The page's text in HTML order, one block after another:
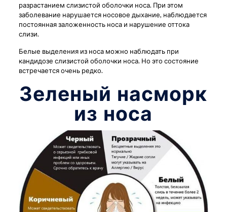
разрастанием слизистой оболочки носа. При этом
заболевание нарушается носовое дыхание, наблюдается
постоянная заложенность носа и нарушение оттока
слизи.
Белые выделения из носа можно наблюдать при
кандидозе слизистой оболочки носа. Но это состояние
встречается очень редко.
Зеленый насморк
из носа